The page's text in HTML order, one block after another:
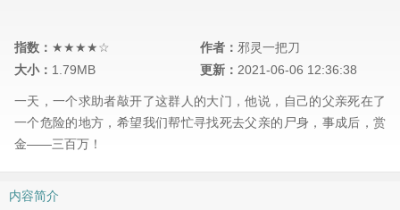
指数： ★★★★☆ 作者： 邪灵一把刀
大小： 1.79MB 更新： 2021-06-06 12:36:38
一天，一个求助者敲开了这群人的大门，他说，自己的父亲死在了
一个危险的地方，希望我们帮忙寻找死去父亲的尸身，事成后，赏
金——三百万！
内容简介